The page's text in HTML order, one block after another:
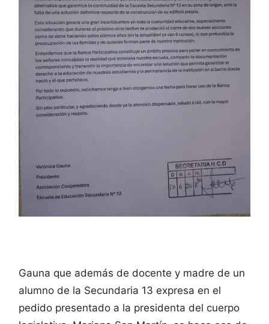
Gauna que además de docente y madre de un
alumno de la Secundaria 13 expresa en el
pedido presentado a la presidenta del cuerpo